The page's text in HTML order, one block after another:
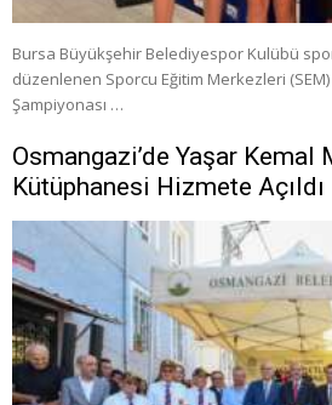
Bursa Büyükşehir Belediyespor Kulübü
düzenlenen Sporcu Eğitim Merkezleri
Şampiyonası …
Osmangazi’de Yaşar Kemal
Kütüphanesi Hizmete Açıldı